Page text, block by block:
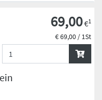
69,00€1
€ 69,00 / 1St